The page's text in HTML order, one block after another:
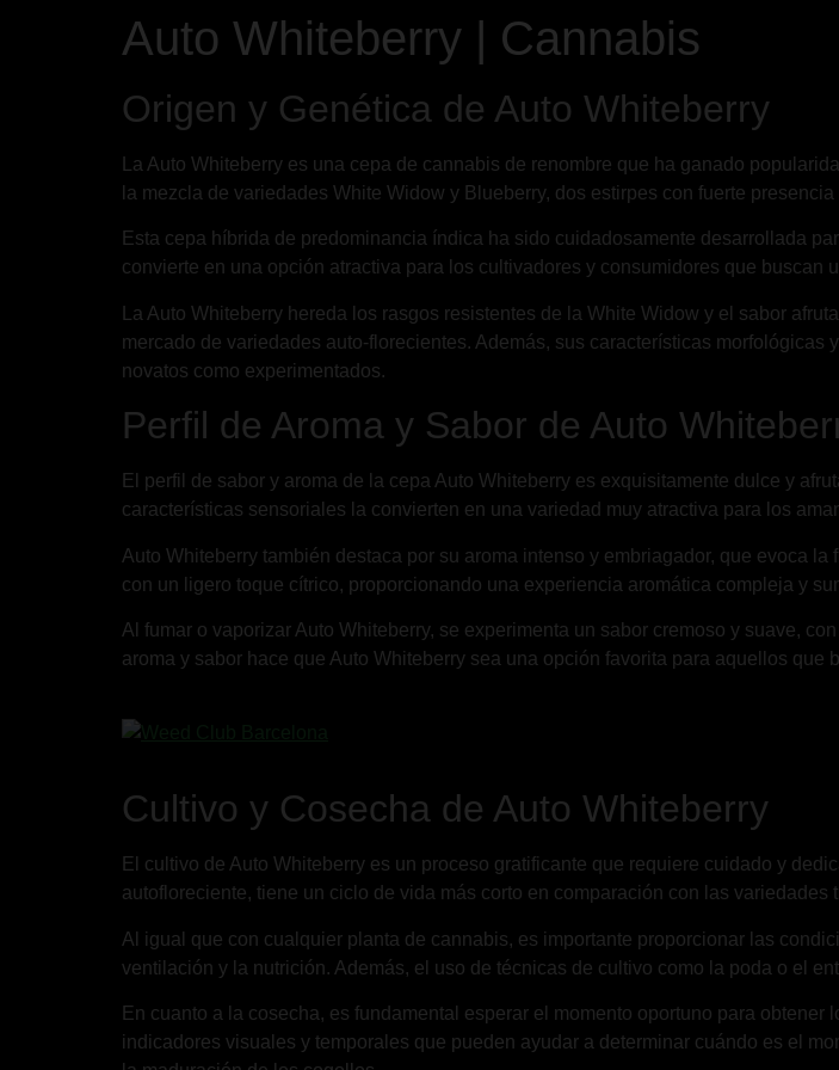
Auto Whiteberry | Cannabis
Origen y Genética de Auto Whiteberry
La Auto Whiteberry es una cepa de cannabis de renombre que ha ganado
la mezcla de variedades White Widow y Blueberry, dos estirpes con fuerte
Esta cepa híbrida de predominancia índica ha sido cuidadosamente desarrollada
convierte en una opción atractiva para los cultivadores y consumidores que buscan
La Auto Whiteberry hereda los rasgos resistentes de la White Widow y el sabor
mercado de variedades auto-florecientes. Además, sus características
novatos como experimentados.
Perfil de Aroma y Sabor de Auto
El perfil de sabor y aroma de la cepa Auto Whiteberry es exquisitamente dulce y
características sensoriales la convierten en una variedad muy atractiva para los
Auto Whiteberry también destaca por su aroma intenso y embriagador, que evoca
con un ligero toque cítrico, proporcionando una experiencia aromática compleja y
Al fumar o vaporizar Auto Whiteberry, se experimenta un sabor cremoso y suave,
aroma y sabor hace que Auto Whiteberry sea una opción favorita para aquellos
Cultivo y Cosecha de Auto Whiteberry
El cultivo de Auto Whiteberry es un proceso gratificante que requiere cuidado y
autofloreciente, tiene un ciclo de vida más corto en comparación con las
Al igual que con cualquier planta de cannabis, es importante proporcionar las
ventilación y la nutrición. Además, el uso de técnicas de cultivo como la poda o el
En cuanto a la cosecha, es fundamental esperar el momento oportuno para
indicadores visuales y temporales que pueden ayudar a determinar cuándo es el